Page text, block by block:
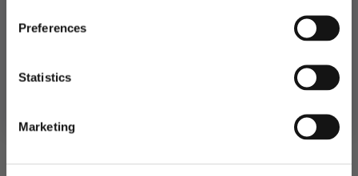
Preferences
Statistics
Marketing